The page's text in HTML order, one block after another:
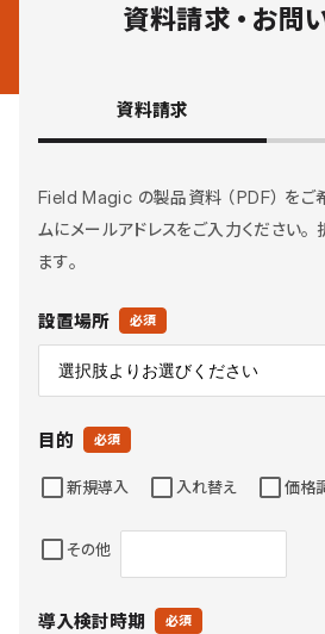
資料請求・お問
資料請求
Field Magic の製品資料（PDF）をご
ムにメールアドレスをご入力ください
ます。
設置場所 必須
目的 必須
新規導入 入れ替え 価格
その他
導入検討時期 必須